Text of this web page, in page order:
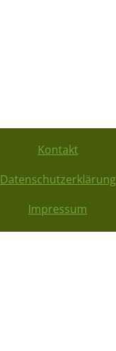
Kontakt
Datenschutzerklärung
Impressum